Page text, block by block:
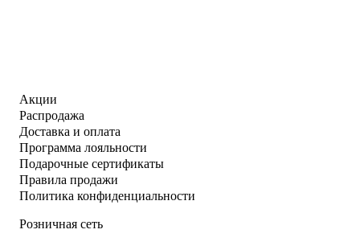
Акции
Распродажа
Доставка и оплата
Программа лояльности
Подарочные сертификаты
Правила продажи
Политика конфиденциальности
Розничная сеть